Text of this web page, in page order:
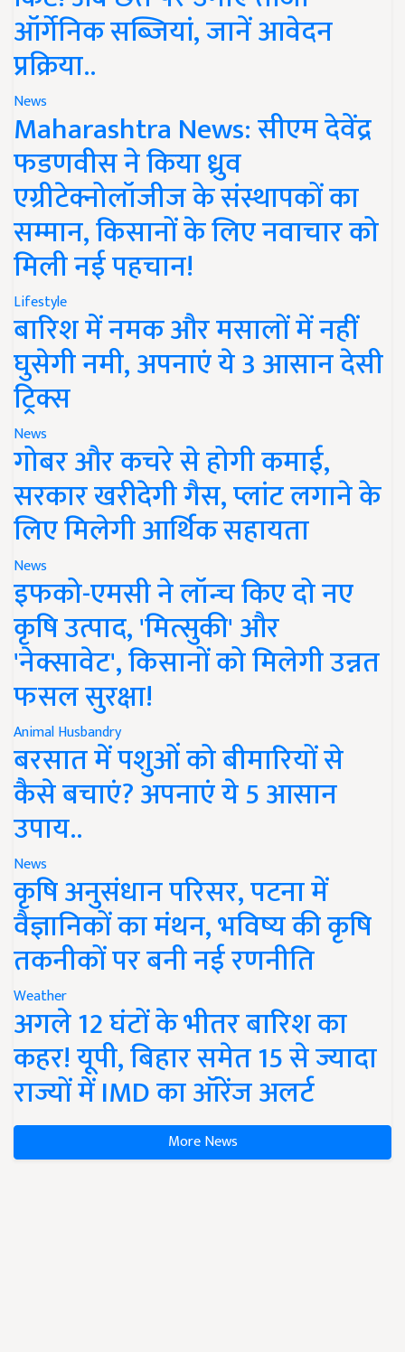
ऑर्गेनिक सब्जियां, जानें आवेदन
प्रक्रिया..
News
Maharashtra News: सीएम देवेंद्र
फडणवीस ने किया ध्रुव
एग्रीटेक्नोलॉजीज के संस्थापकों का
सम्मान, किसानों के लिए नवाचार को
मिली नई पहचान!
Lifestyle
बारिश में नमक और मसालों में नहीं
घुसेगी नमी, अपनाएं ये 3 आसान देसी
ट्रिक्स
News
गोबर और कचरे से होगी कमाई,
सरकार खरीदेगी गैस, प्लांट लगाने के
लिए मिलेगी आर्थिक सहायता
News
इफको-एमसी ने लॉन्च किए दो नए
कृषि उत्पाद, 'मित्सुकी' और
'नेक्सावेट', किसानों को मिलेगी उन्नत
फसल सुरक्षा!
Animal Husbandry
बरसात में पशुओं को बीमारियों से
कैसे बचाएं? अपनाएं ये 5 आसान
उपाय..
News
कृषि अनुसंधान परिसर, पटना में
वैज्ञानिकों का मंथन, भविष्य की कृषि
तकनीकों पर बनी नई रणनीति
Weather
अगले 12 घंटों के भीतर बारिश का
कहर! यूपी, बिहार समेत 15 से ज्यादा
राज्यों में IMD का ऑरेंज अलर्ट
More News